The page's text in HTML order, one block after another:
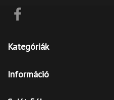
Kategóriák
Információ